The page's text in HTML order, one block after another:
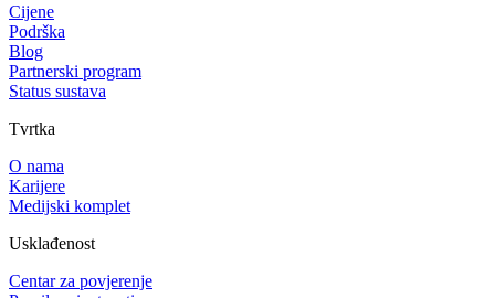
Cijene
Podrška
Blog
Partnerski program
Status sustava
Tvrtka
O nama
Karijere
Medijski komplet
Usklađenost
Centar za povjerenje